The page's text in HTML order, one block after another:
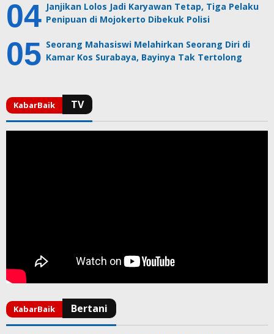
Janjikan Lolos Jadi Karyawan Tetap, Tiga Pelaku
Penipuan di Mojokerto Dibekuk Polisi
Seorang Mahasiswi Melahirkan Seorang Diri di
Kamar Kos Surabaya, Bayinya Tak Tertolong